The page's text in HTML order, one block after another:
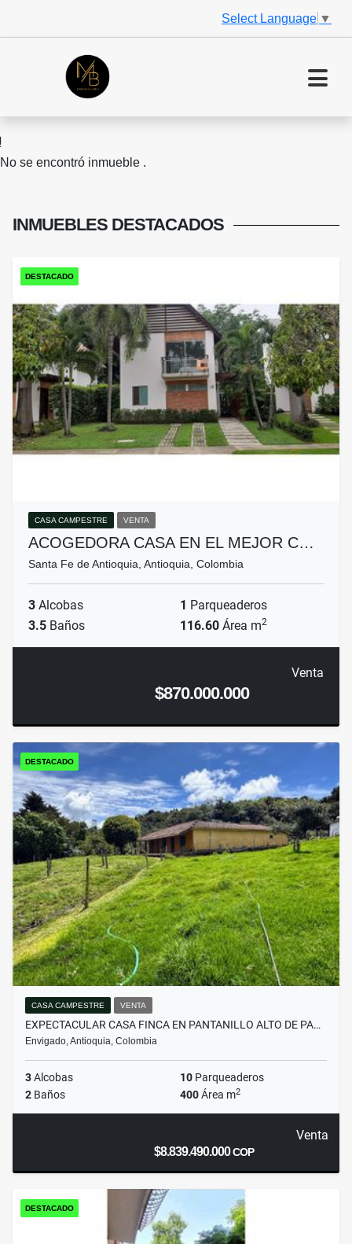
Select Language ▼
No se encontró inmueble .
INMUEBLES DESTACADOS
DESTACADO
CASA CAMPESTRE VENTA
ACOGEDORA CASA EN EL MEJOR C…
Santa Fe de Antioquia, Antioquia, Colombia
3 Alcobas 1 Parqueaderos
3.5 Baños 116.60 Área m2
Venta
$870.000.000
DESTACADO
CASA CAMPESTRE VENTA
EXPECTACULAR CASA FINCA EN PANTANILLO ALTO DE PA…
Envigado, Antioquia, Colombia
3Alcobas 10 Parqueaderos
2 Baños 400Área m2
Venta
$8.839.490.000COP
DESTACADO